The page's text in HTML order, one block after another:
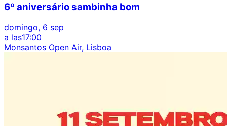
6º aniversário sambinha bom
domingo, 6 sep
a las17:00
Monsantos Open Air, Lisboa